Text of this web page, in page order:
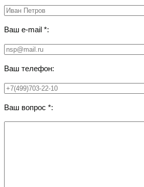
Ваш e-mail *:
Ваш телефон:
Ваш вопрос *: